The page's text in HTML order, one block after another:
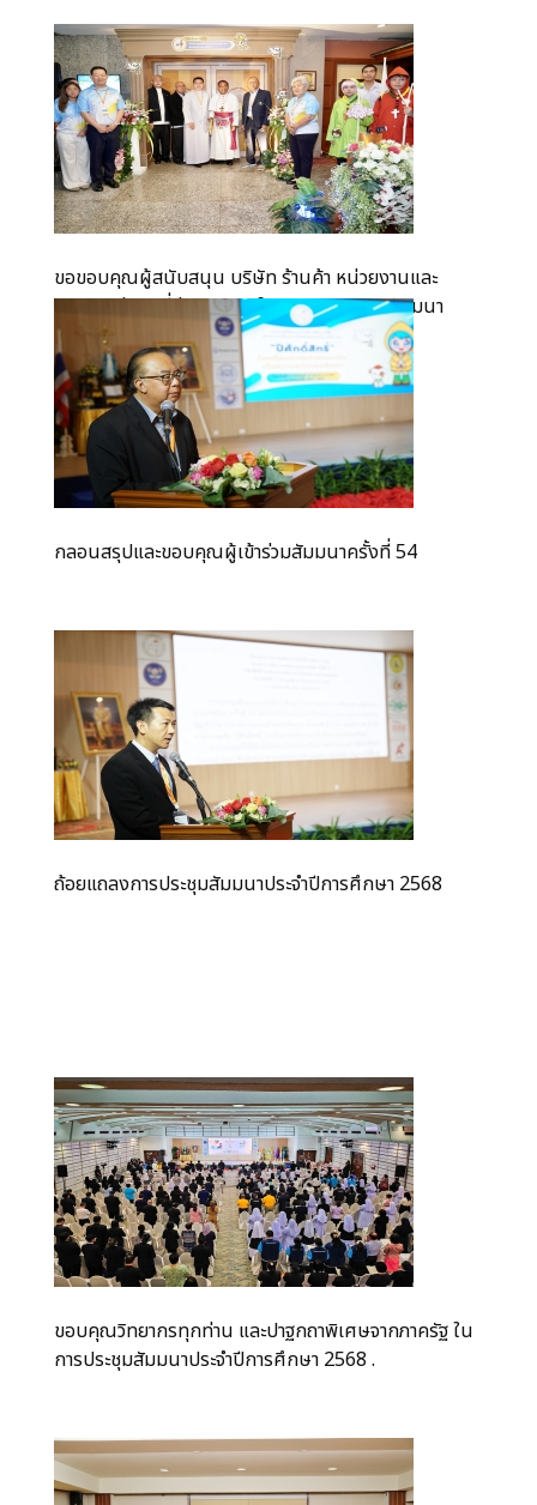
ขอขอบคุณผู้สนับสนุน บริษัท ร้านค้า หน่วยงานและ
องค์กร ต่างๆ ที่ร่วมออกบูธในงานการประชุมสัมมนา
ประจำปี...
กลอนสรุปและขอบคุณผู้เข้าร่วมสัมมนาครั้งที่ 54
ถ้อยแถลงการประชุมสัมมนาประจำปีการศึกษา 2568
ขอบคุณวิทยากรทุกท่าน และปาฐกถาพิเศษจากภาครัฐ ใน
การประชุมสัมมนาประจำปีการศึกษา 2568 .